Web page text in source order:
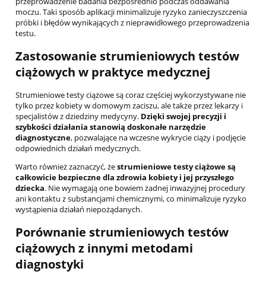
moczu. Taki sposób aplikacji minimalizuje ryzyko zanieczyszczenia
próbki i błędów wynikających z nieprawidłowego przeprowadzenia
testu.
Zastosowanie strumieniowych testów
ciążowych w praktyce medycznej
Strumieniowe testy ciążowe są coraz częściej wykorzystywane nie
tylko przez kobiety w domowym zaciszu, ale także przez lekarzy i
specjalistów z dziedziny medycyny. Dzięki swojej precyzji i
szybkości działania stanowią doskonałe narzędzie
diagnostyczne, pozwalające na wczesne wykrycie ciąży i podjęcie
odpowiednich działań medycznych.
Warto również zaznaczyć, żestrumieniowe testy ciążowe są
całkowicie bezpieczne dla zdrowia kobiety i jej przyszłego
dziecka. Nie wymagają one bowiem żadnej inwazyjnej procedury
ani kontaktu z substancjami chemicznymi, co minimalizuje ryzyko
wystąpienia działań niepożądanych.
Porównanie strumieniowych testów
ciążowych z innymi metodami
diagnostyki